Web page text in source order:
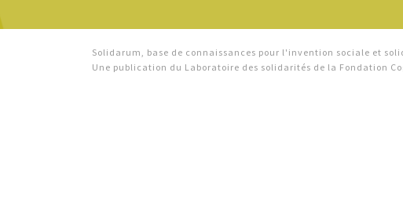
Solidarum, base de connaissances pour l'invention sociale et
Une publication du Laboratoire des solidarités de la Fondation